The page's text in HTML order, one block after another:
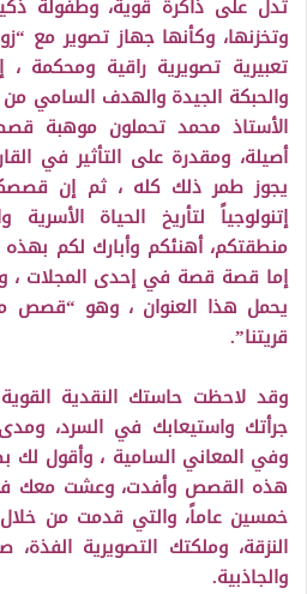
تدل على ذاكرة قوية، وطفولة
وتخزنها، وكأنها جهاز تصوير مع
تعبيرية تصويرية راقية ومحكمة ،
والحبكة الجيدة والهدف السامي من
الأستاذ محمد تحملون موهبة
أصيلة، ومقدرة على التأثير في
يجوز طمر ذلك كله ، ثم إن
إتنولوجياً لتأريخ الحياة
منطقتكم، أهنئكم وأبارك لكم
إما قصة قصة في إحدى المجلات ،
يحمل هذا العنوان ، وهو “قصص
قريتنا”.
وقد لاحظت حاستك النقدية
جرأتك واستيعابك في السرد،
وفي المعاني السامية ، وأقول لك
هذه القصص وأفدت، وعشت معك
خمسين عاماً، والتي قدمت من خلال
النزقة، وملكتك التصويرية الفذة،
والجاذبية.